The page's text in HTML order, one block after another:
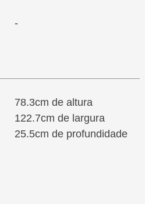
-
78.3cm de altura
122.7cm de largura
25.5cm de profundidade